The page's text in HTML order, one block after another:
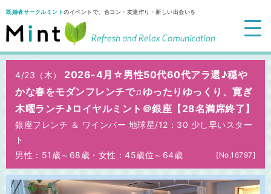
既婚者サークルミントのイベントで、合コン・友達作り・新しい出会いを
4/23（木）
2026-4月☆男性50代60代アラ還♪穏や
かな春をモダンフレンチで♫ゆったりゆっくり、寛ぎ
木曜ランチ♪ロイヤルミント＠銀座【28名満席終了】
銀座フレンチ ＆ ワインバー 地球星/12：30 少し早いスター
ト
男性：51歳～68歳 ・ 女性：45歳位～64歳 [No.16797]